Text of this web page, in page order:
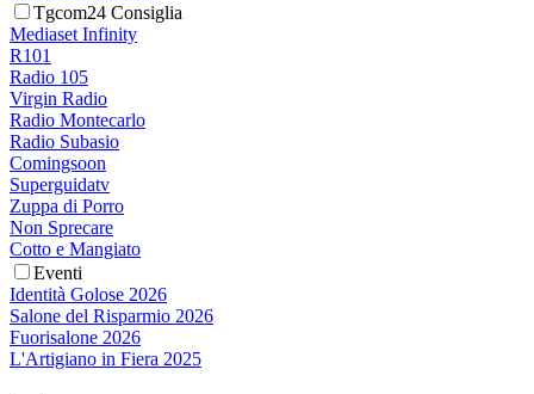
Tgcom24 Consiglia
Mediaset Infinity
R101
Radio 105
Virgin Radio
Radio Montecarlo
Radio Subasio
Comingsoon
Superguidatv
Zuppa di Porro
Non Sprecare
Cotto e Mangiato
Eventi
Identità Golose 2026
Salone del Risparmio 2026
Fuorisalone 2026
L'Artigiano in Fiera 2025